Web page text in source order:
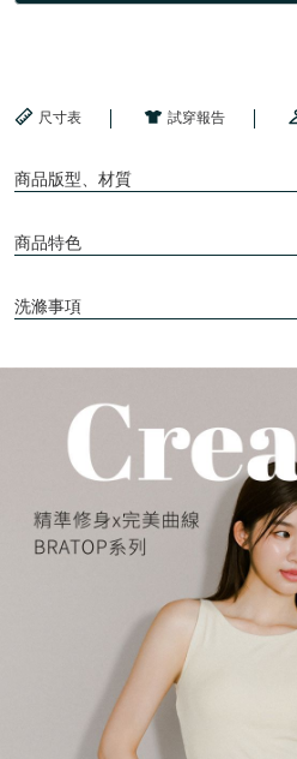
尺寸表 試穿報告
商品版型、材質
商品特色
洗滌事項